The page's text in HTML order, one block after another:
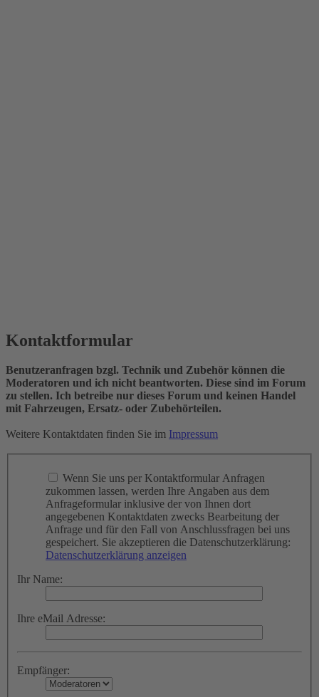
Kontaktformular
Benutzeranfragen bzgl. Technik und Zubehör können die
Moderatoren und ich nicht beantworten. Diese sind im Forum
zu stellen. Ich betreibe nur dieses Forum und keinen Handel
mit Fahrzeugen, Ersatz- oder Zubehörteilen.
Weitere Kontaktdaten finden Sie im Impressum
Wenn Sie uns per Kontaktformular Anfragen
zukommen lassen, werden Ihre Angaben aus dem
Anfrageformular inklusive der von Ihnen dort
angegebenen Kontaktdaten zwecks Bearbeitung der
Anfrage und für den Fall von Anschlussfragen bei uns
gespeichert. Sie akzeptieren die Datenschutzerklärung:
Datenschutzerklärung anzeigen
Ihr Name:
Ihre eMail Adresse:
Empfänger: